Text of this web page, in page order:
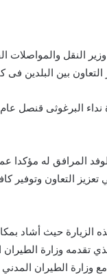
النقل والمواصلات
بين البلدين فى
نداء البرغوثى قنصل
المرافق له مؤكدا
التعاون وتوفير
الزيارة حيث أشاد
تقدمه وزارة
وزارة الطيران المدني